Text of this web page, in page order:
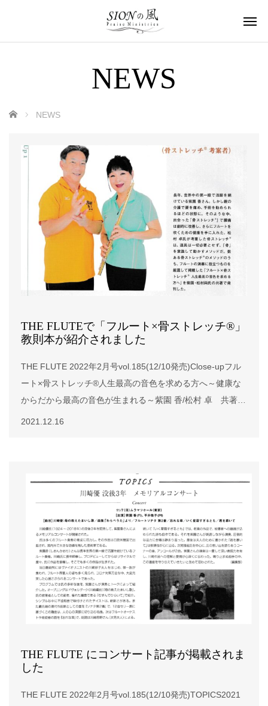
NEWS
ホーム NEWS
THE FLUTEで「フルート×骨ストレッチ®」
教則本が紹介されました
THE FLUTE 2022年2月号vol.185(12/10発売)Close-upフル
ート×骨ストレッチ®人生最高の音色を求める方へ～健康な
からだから最高の音色が生まれる～紫園 香/松村 卓 共著
2021年11月発売定価 1,320円(税込)発行 アルソ出版ご注文
2021.12.16
THE FLUTE にコンサート記事が掲載されま
した
THE FLUTE 2022年2月号vol.185(12/10発売)TOPICS2021